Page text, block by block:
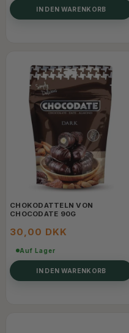
IN DEN WARENKORB
CHOKODATTELN VON
CHOCODATE 90G
30,00 DKK
Auf Lager
IN DEN WARENKORB